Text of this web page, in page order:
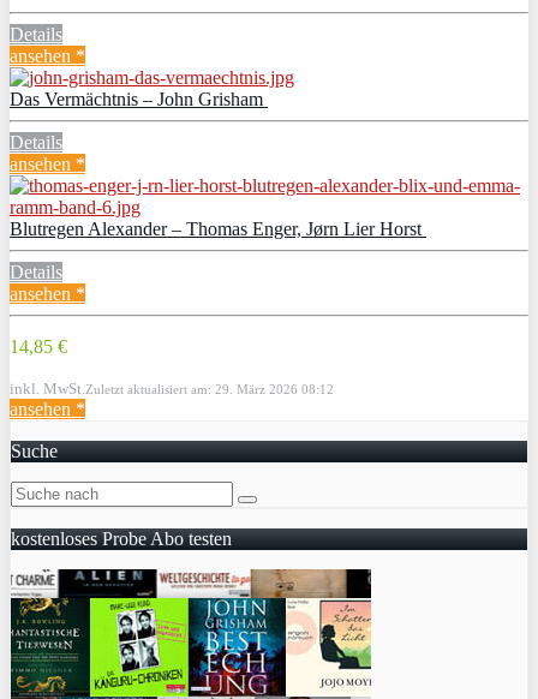
Details
ansehen *
Das Vermächtnis – John Grisham
Details
ansehen *
Blutregen Alexander – Thomas Enger, Jørn Lier Horst
Details
ansehen *
14,85 €
inkl. MwSt. Zuletzt aktualisiert am: 29. März 2026 08:12
ansehen *
Suche
kostenloses Probe Abo testen